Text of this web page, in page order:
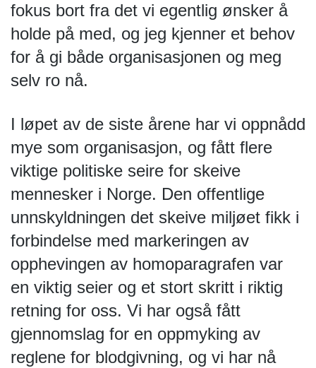
fokus bort fra det vi egentlig ønsker å
holde på med, og jeg kjenner et behov
for å gi både organisasjonen og meg
selv ro nå.
I løpet av de siste årene har vi oppnådd
mye som organisasjon, og fått flere
viktige politiske seire for skeive
mennesker i Norge. Den offentlige
unnskyldningen det skeive miljøet fikk i
forbindelse med markeringen av
opphevingen av homoparagrafen var
en viktig seier og et stort skritt i riktig
retning for oss. Vi har også fått
gjennomslag for en oppmyking av
reglene for blodgivning, og vi har nå